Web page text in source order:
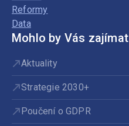
Reformy
Data
Mohlo by Vás zajímat
Aktuality
Strategie 2030+
Poučení o GDPR